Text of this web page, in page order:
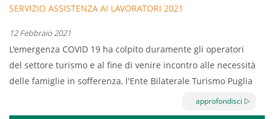
SERVIZIO ASSISTENZA AI LAVORATORI 2021
12 Febbraio 2021
L'emergenza COVID 19 ha colpito duramente gli operatori
del settore turismo e al fine di venire incontro alle necessità
delle famiglie in sofferenza, l'Ente Bilaterale Turismo Puglia
ha confermato e in alcuni casi ampliato, le misure di
assistenza a favore dei lavoratori, anche stagionali, che
approfondisci